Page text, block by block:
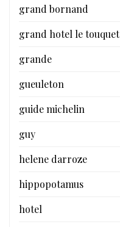
grand bornand
grand hotel le touquet
grande
gueuleton
guide michelin
guy
helene darroze
hippopotamus
hotel